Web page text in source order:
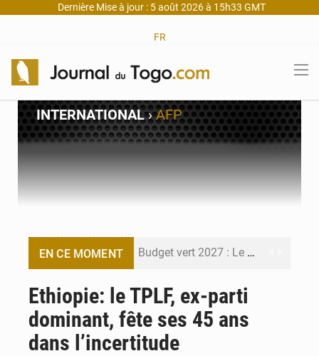
Dernière Mise à jour : 5 août 2026 à 15h33 GMT
FR
INTERNATIONAL›AFP
EN CE MOMENT Budget vert 2027 : Le ministère de l’Économie forme ses cadres à Lomé
Ethiopie: le TPLF, ex-parti
dominant, fête ses 45 ans
dans l’incertitude